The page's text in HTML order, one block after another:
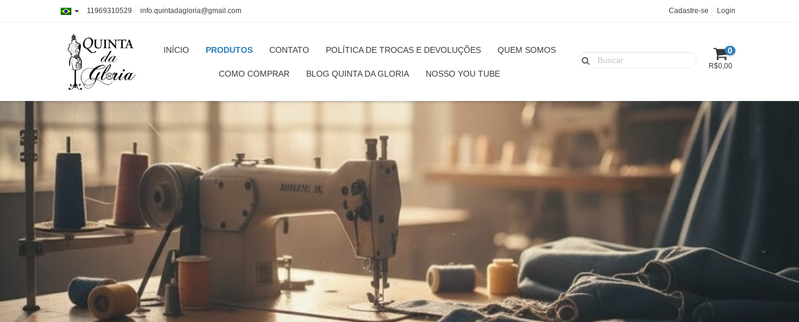
11969310529 info.quintadagloria@gmail.com Cadastre-se Login
INÍCIO PRODUTOS CONTATO POLÍTICA DE TROCAS E DEVOLUÇÕES QUEM SOMOS
COMO COMPRAR BLOG QUINTA DA GLORIA NOSSO YOU TUBE
0
R$0,00